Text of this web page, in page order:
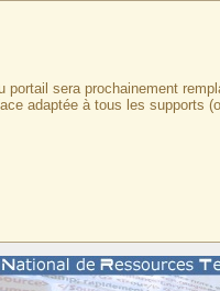
sera prochainement
adaptée à tous les supports